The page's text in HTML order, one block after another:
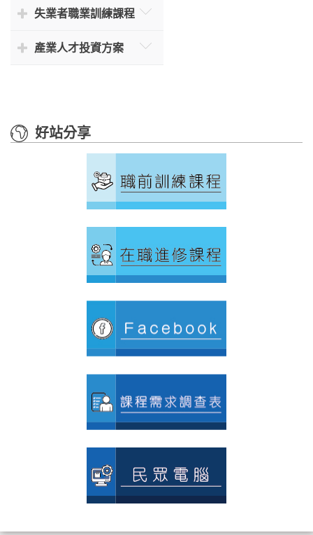
失業者職業訓練課程
AI輔助辦公與ERP資訊應用班
家庭水電裝修與智慧控制班
產業人才投資方案
好站分享